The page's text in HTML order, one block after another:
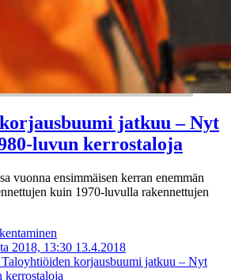
jatkuu – Nyt
luvun kerrostaloja
vuonna ensimmäisen kerran enemmän
kuin 1970-luvulla rakennettujen
2018, 13:30 13.4.2018
korjausbuumi jatkuu – Nyt
kerrostaloja